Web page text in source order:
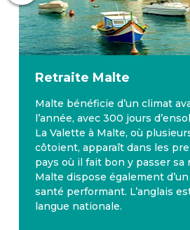
Retraite Malte
Malte bénéficie d’un climat
l’année, avec 300 jours
La Valette à Malte, où
côtoient, apparaît dans les
pays où il fait bon y passer sa
Malte dispose également
santé performant. L’anglais
langue nationale.